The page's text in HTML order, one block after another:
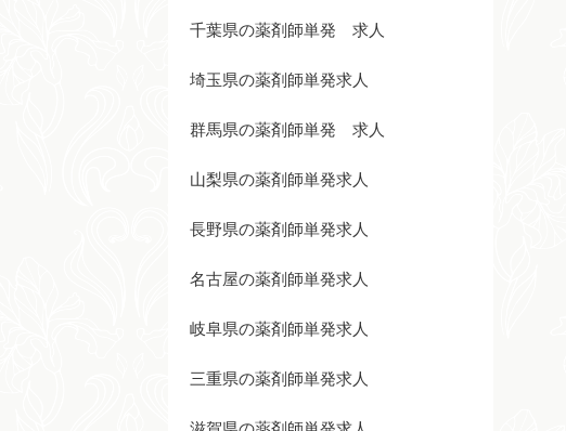
千葉県の薬剤師単発 求人
埼玉県の薬剤師単発求人
群馬県の薬剤師単発 求人
山梨県の薬剤師単発求人
長野県の薬剤師単発求人
名古屋の薬剤師単発求人
岐阜県の薬剤師単発求人
三重県の薬剤師単発求人